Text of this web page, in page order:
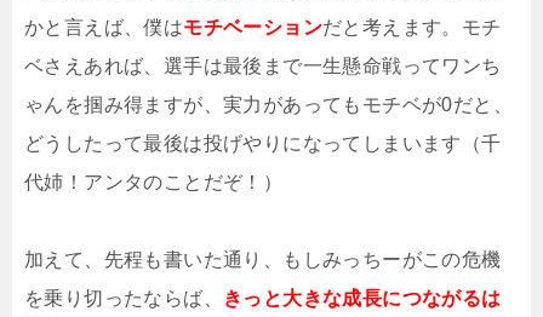
かと言えば、僕はモチベーションだと考えます。モチ
ベさえあれば、選手は最後まで一生懸命戦ってワンち
ゃんを掴み得ますが、実力があってもモチベが0だと、
どうしたって最後は投げやりになってしまいます（千
代姉！アンタのことだぞ！）
加えて、先程も書いた通り、もしみっちーがこの危機
を乗り切ったならば、
きっと大きな成長につながるは